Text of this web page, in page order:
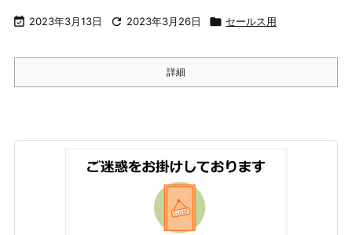
 2023年3月13日  2023年3月26日  セールス用
詳細